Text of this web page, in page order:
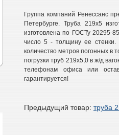
Группа компаний Ренессанс
Петербурге. Труба 219х5
изготовлена по ГОСТу 20295-
число 5 - толщину ее стенки.
количество метров погонных в
погрузки труб 219х5,0 в ж/д
телефонам офиса или
гарантируется!
Предыдущий товар: труба